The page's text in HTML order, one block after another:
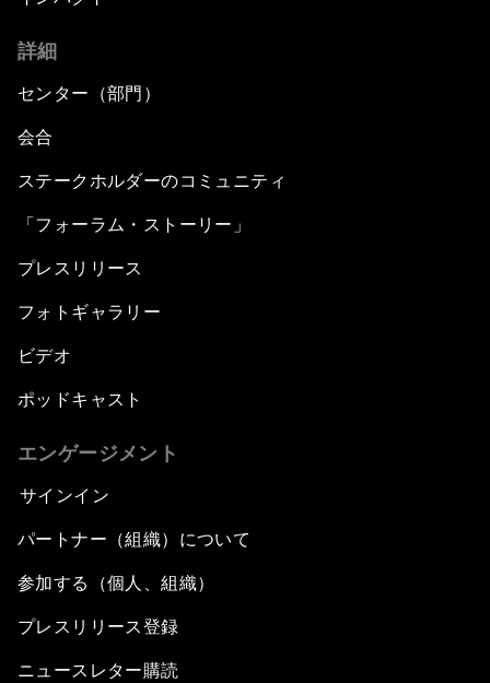
詳細
センター（部門）
会合
ステークホルダーのコミュニティ
「フォーラム・ストーリー」
プレスリリース
フォトギャラリー
ビデオ
ポッドキャスト
エンゲージメント
サインイン
パートナー（組織）について
参加する（個人、組織）
プレスリリース登録
ニュースレター購読